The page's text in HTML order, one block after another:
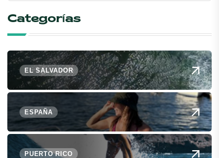
Categorías
EL SALVADOR
ESPAÑA
PUERTO RICO